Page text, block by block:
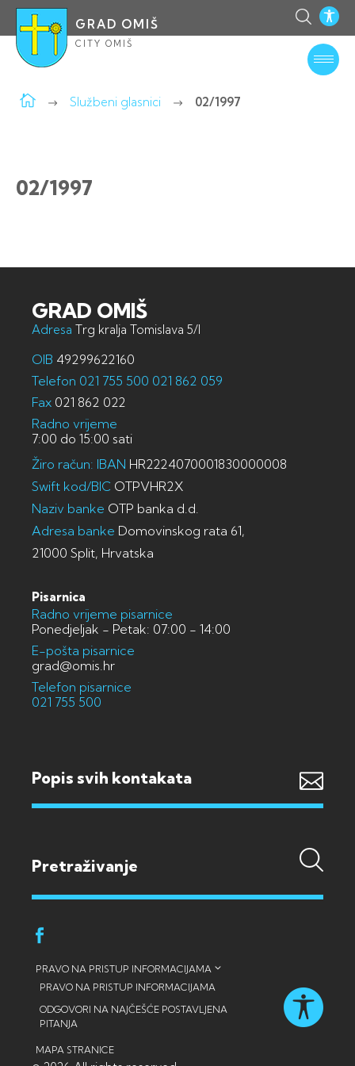
GRAD OMIŠ
CITY OMIŠ
Službeni glasnici 02/1997
02/1997
GRAD OMIŠ
Adresa Trg kralja Tomislava 5/I
OIB 49299622160
Telefon 021 755 500 021 862 059
Fax 021 862 022
Radno vrijeme
7:00 do 15:00 sati
Žiro račun: IBAN HR2224070001830000008
Swift kod/BIC OTPVHR2X
Naziv banke OTP banka d.d.
Adresa banke Domovinskog rata 61,
21000 Split, Hrvatska
Pisarnica
Radno vrijeme pisarnice
Ponedjeljak - Petak: 07:00 - 14:00
E-pošta pisarnice
grad@omis.hr
Telefon pisarnice
021 755 500
Popis svih kontakata
PRAVO NA PRISTUP INFORMACIJAMA
PRAVO NA PRISTUP INFORMACIJAMA
ODGOVORI NA NAJČEŠĆE POSTAVLJENA
PITANJA
MAPA STRANICE